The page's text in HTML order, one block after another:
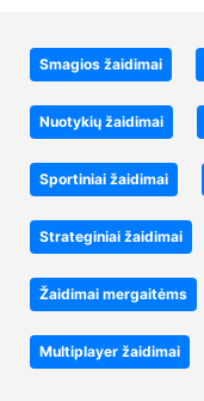
Smagios žaidimai
Nuotykių žaidimai
Sportiniai žaidimai
Strateginiai žaidimai
Žaidimai mergaitėms
Multiplayer žaidimai